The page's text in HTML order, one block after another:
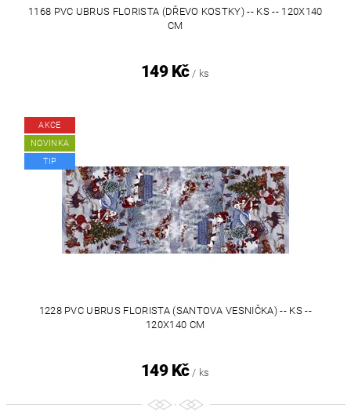
1168 PVC UBRUS FLORISTA (DŘEVO KOSTKY) -- KS -- 120X140
CM
149 Kč / ks
AKCE
NOVINKA
TIP
1228 PVC UBRUS FLORISTA (SANTOVA VESNIČKA) -- KS --
120X140 CM
149 Kč / ks